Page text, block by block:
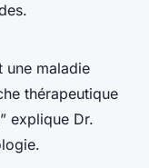
une maladie
thérapeutique
explique Dr.